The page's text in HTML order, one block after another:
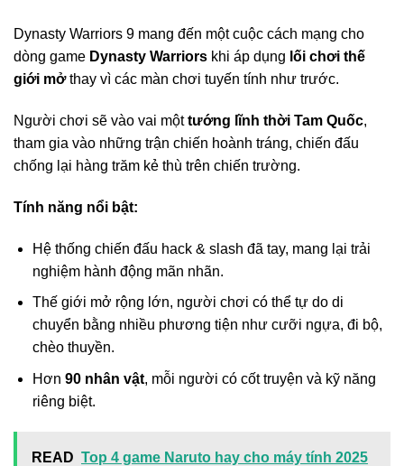
Dynasty Warriors 9 mang đến một cuộc cách mạng cho
dòng game Dynasty Warriors khi áp dụng lối chơi thế
giới mởthay vì các màn chơi tuyến tính như trước.
Người chơi sẽ vào vai mộttướng lĩnh thời Tam Quốc,
tham gia vào những trận chiến hoành tráng, chiến đấu
chống lại hàng trăm kẻ thù trên chiến trường.
Tính năng nổi bật:
Hệ thống chiến đấu hack & slash đã tay, mang lại trải
nghiệm hành động mãn nhãn.
Thế giới mở rộng lớn, người chơi có thể tự do di
chuyển bằng nhiều phương tiện như cưỡi ngựa, đi bộ,
chèo thuyền.
Hơn 90 nhân vật, mỗi người có cốt truyện và kỹ năng
riêng biệt.
READ Top 4 game Naruto hay cho máy tính 2025